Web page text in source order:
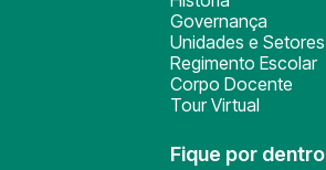
Governança
Unidades e Setores
Regimento Escolar
Corpo Docente
Tour Virtual
Fique por dentro